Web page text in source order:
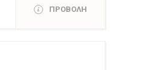
ΠΡΟΒΟΛΗ